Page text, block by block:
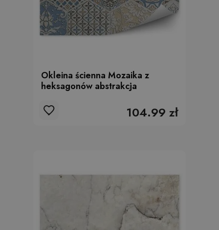
Okleina ścienna Mozaika z
heksagonów abstrakcja
104.99 zł